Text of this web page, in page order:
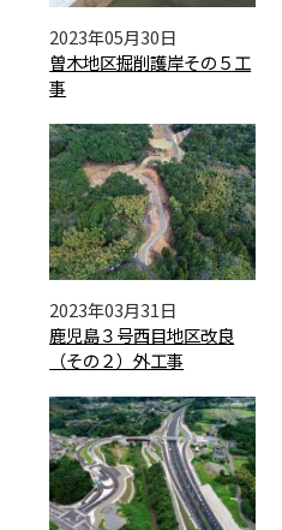
2023年05月30日
曽木地区掘削護岸その５工
事
2023年03月31日
鹿児島３号西目地区改良
（その２）外工事